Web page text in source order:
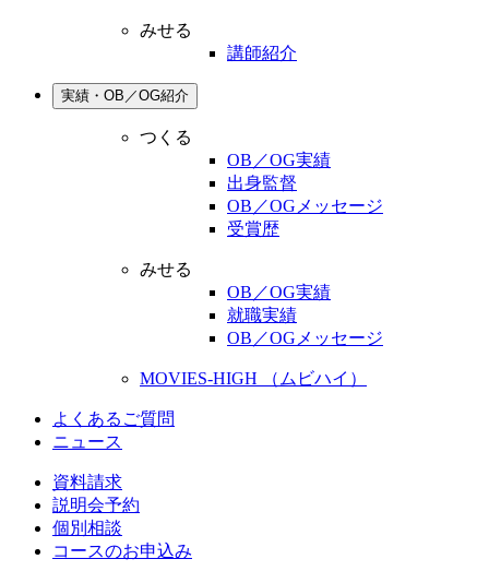
みせる
講師紹介
実績・OB／OG紹介
つくる
OB／OG実績
出身監督
OB／OGメッセージ
受賞歴
みせる
OB／OG実績
就職実績
OB／OGメッセージ
MOVIES-HIGH （ムビハイ）
よくあるご質問
ニュース
資料請求
説明会予約
個別相談
コースのお申込み